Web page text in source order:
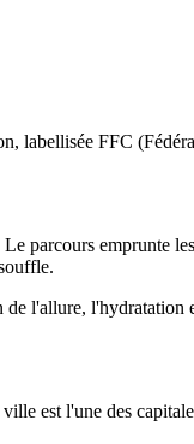
labellisée FFC
parcours emprunte
l'allure, l'hydratation
est l'une des